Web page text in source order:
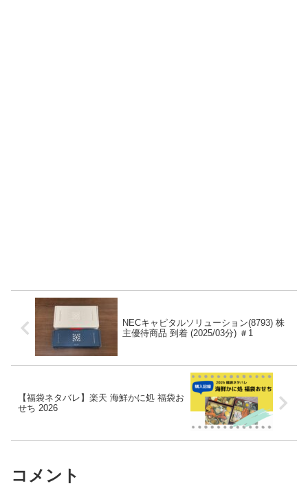
NECキャピタルソリューション(8793) 株
主優待商品 到着 (2025/03分) ＃1
【福袋ネタバレ】楽天 海鮮かに処 福袋お
せち 2026
コメント